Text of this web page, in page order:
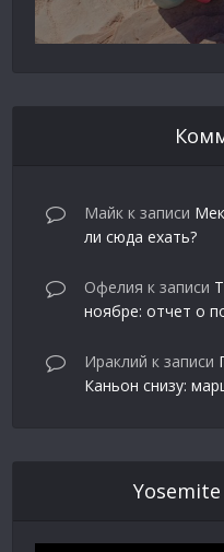
Майк к записи
ли сюда ехать?
Офелия к записи
ноябре: отчет о
Ираклий к записи
Каньон снизу: